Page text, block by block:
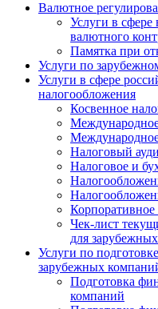
Валютное
Услуги в сфере
валютного
Памятка при
Услуги по
Услуги в сфере
налогообложения
Косвенное
Налоговый
Налоговое и
Чек-лист
для
Услуги по
зарубежных
Подготовка
компаний